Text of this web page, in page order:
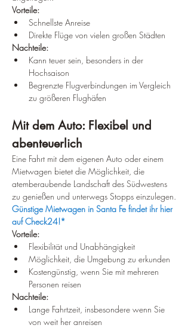
Vorteile:
Schnellste Anreise
Direkte Flüge von vielen großen Städten
Nachteile:
Kann teuer sein, besonders in der
Hochsaison
Begrenzte Flugverbindungen im Vergleich
zu größeren Flughäfen
Mit dem Auto: Flexibel und
abenteuerlich
Eine Fahrt mit dem eigenen Auto oder einem
Mietwagen bietet die Möglichkeit, die
atemberaubende Landschaft des Südwestens
zu genießen und unterwegs Stopps einzulegen.
Günstige Mietwagen in Santa Fe findet ihr hier
auf Check24!*
Vorteile:
Flexibilität und Unabhängigkeit
Möglichkeit, die Umgebung zu erkunden
Kostengünstig, wenn Sie mit mehreren
Personen reisen
Nachteile:
Lange Fahrtzeit, insbesondere wenn Sie
von weit her anreisen